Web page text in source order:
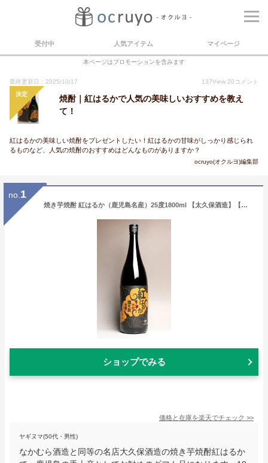
受付中 人気アイテム マイページ
本ページはプロモーションを含みます
最終更新日：2025/10/17 137View 20 コメント
決定
焼酎｜紅はるかで人気の美味しいおすすめを教え
て！
紅はるかの美味しい焼酎をプレゼントしたい！紅はるかの甘味がしっかり感じられ
るものなど、人気の焼酎のおすすめはどんなものがありますか？
ocruyo(オクルヨ)編集部
no. 1
焼き芋焼酎 紅はるか（鹿児島名産）25度1800ml 【太久保酒造】【芋焼酎 いも焼酎 鹿児島 手土産 プレゼント ギフト 1.8l あす楽 内祝い お返し お酒 還暦祝い お祝い 酒 開店祝い 誕生日 帰省土産】
ショップでみる
価格と在庫を楽天でチェック >>
ヤギヌマ(50代・男性)
なかむら酒造と同等の名店大久保酒造の焼き芋焼酎紅はるか